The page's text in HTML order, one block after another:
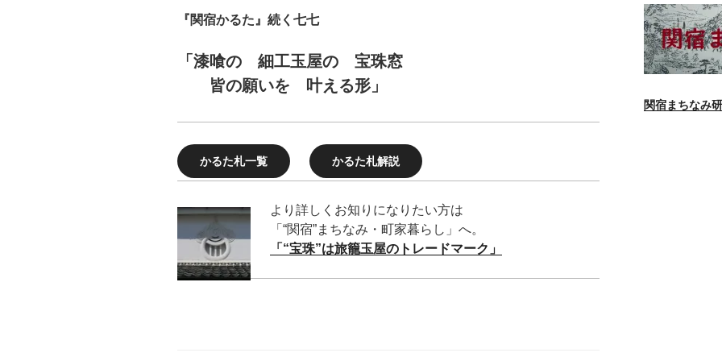
『関宿かるた』続く七七
「漆喰の 細工玉屋の 宝珠窓
皆の願いを 叶える形」
かるた札一覧 かるた札解説
より詳しくお知りになりたい方は
「“関宿”まちなみ・町家暮らし」へ。
「“宝珠”は旅籠玉屋のトレードマーク」
関宿まちなみ